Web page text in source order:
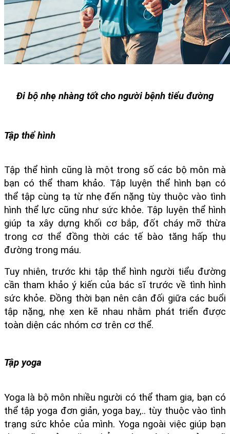
Đi bộ nhẹ nhàng tốt cho người bệnh tiểu đường
Tập thể hình
Tập thể hình cũng là một trong số các bộ môn mà
bạn có thể tham khảo. Tập luyện thể hình bạn có
thể tập cùng tạ từ nhẹ đến nặng tùy thuộc vào tình
hình thể lực cũng như sức khỏe. Tập luyện thể hình
giúp ta xây dựng khối cơ bắp, đốt cháy mỡ thừa
trong cơ thể đồng thời các tế bào tăng hấp thụ
đường trong máu.
Tuy nhiên, trước khi tập thể hình người tiểu đường
cần tham khảo ý kiến của bác sĩ trước về tình hình
sức khỏe. Đồng thời bạn nên cân đối giữa các buổi
tập nặng, nhẹ xen kẽ nhau nhằm phát triển được
toàn diện các nhóm cơ trên cơ thể.
Tập yoga
Yoga là bộ môn nhiều người có thể tham gia, bạn có
thể tập yoga đơn giản, yoga bay,.. tùy thuộc vào tình
trạng sức khỏe của mình. Yoga ngoài việc giúp bạn